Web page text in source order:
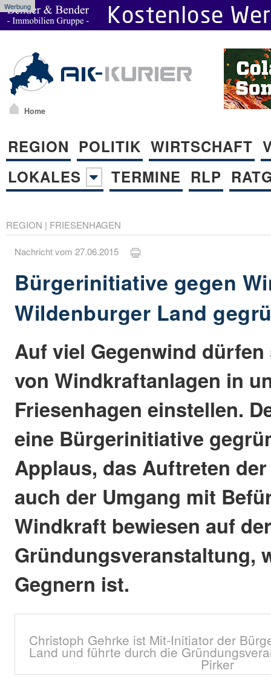
Werbung
Home
REGION POLITIK WIRTSCHAFT
LOKALES
TERMINE RLP
REGION | FRIESENHAGEN
Nachricht vom 27.06.2015
Bürgerinitiative gegen
Wildenburger Land
Auf viel Gegenwind
von Windkraftanlagen in
Friesenhagen einstellen.
eine Bürgerinitiative
Applaus, das Auftreten
auch der Umgang mit
Windkraft bewiesen auf
Gründungsveranstaltung,
Gegnern ist.
Christoph Gehrke ist Mit-Initiator der
Land und führte durch die
Pirker